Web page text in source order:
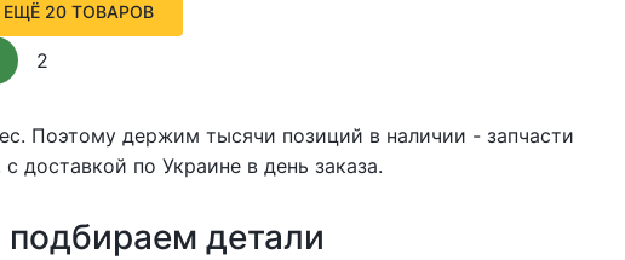
20 ТОВАРОВ
2
Поэтому держим тысячи позиций в наличии - запчасти
доставкой по Украине в день заказа.
детали